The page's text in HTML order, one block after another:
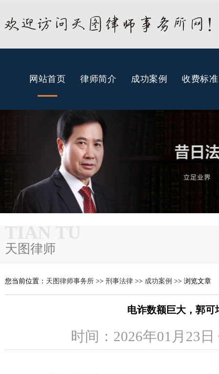
网站首页 律师简介 成功案例 收费标准
TIAN TU
天图律师
您当前位置： 天图律师事务所 >> 刑事法律 >> 成功案例 >> 浏览文章
电诈数额巨大，郭
时间：2026年01月23日